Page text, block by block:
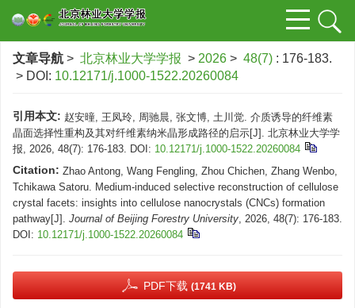
文章导航 > 北京林业大学学报 > 2026 > 48(7) : 176-183.
> DOI: 10.12171/j.1000-1522.20260084
引用本文: 赵安曈, 王凤玲, 周驰晨, 张文博, 土川觉. 介质诱导的纤维素
晶面选择性重构及其对纤维素纳米晶形成路径的启示[J]. 北京林业大学学
报, 2026, 48(7): 176-183. DOI: 10.12171/j.1000-1522.20260084
Citation: Zhao Antong, Wang Fengling, Zhou Chichen, Zhang Wenbo,
Tchikawa Satoru. Medium-induced selective reconstruction of cellulose
crystal facets: insights into cellulose nanocrystals (CNCs) formation
pathway[J]. Journal of Beijing Forestry University, 2026, 48(7): 176-183.
DOI: 10.12171/j.1000-1522.20260084
PDF下载 (1741 KB)